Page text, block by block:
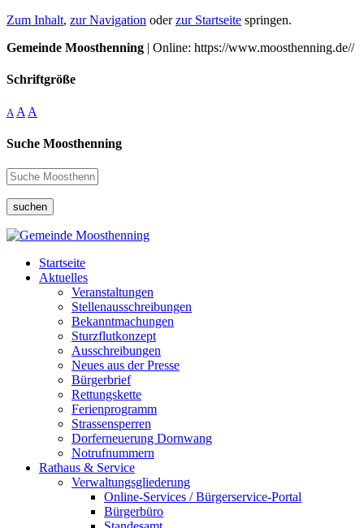
Zum Inhalt, zur Navigation oderzur Startseite springen.
Gemeinde Moosthenning | Online: https://www.moosthenning.de//
Schriftgröße
A A A
Suche Moosthenning
suchen
Startseite
Aktuelles
Veranstaltungen
Stellenausschreibungen
Bekanntmachungen
Sturzflutkonzept
Ausschreibungen
Neues aus der Presse
Bürgerbrief
Rettungskette
Ferienprogramm
Strassensperren
Dorferneuerung Dornwang
Notrufnummern
Rathaus & Service
Verwaltungsgliederung
Online-Services / Bürgerservice-Portal
Bürgerbüro